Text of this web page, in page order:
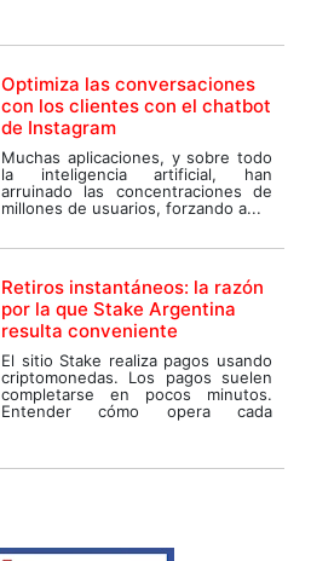
Optimiza las conversaciones
con los clientes con el chatbot
de Instagram
Muchas aplicaciones, y sobre todo
la inteligencia artificial, han
arruinado las concentraciones de
millones de usuarios, forzando a...
Retiros instantáneos: la razón
por la que Stake Argentina
resulta conveniente
El sitio Stake realiza pagos usando
criptomonedas. Los pagos suelen
completarse en pocos minutos.
Entender cómo opera cada